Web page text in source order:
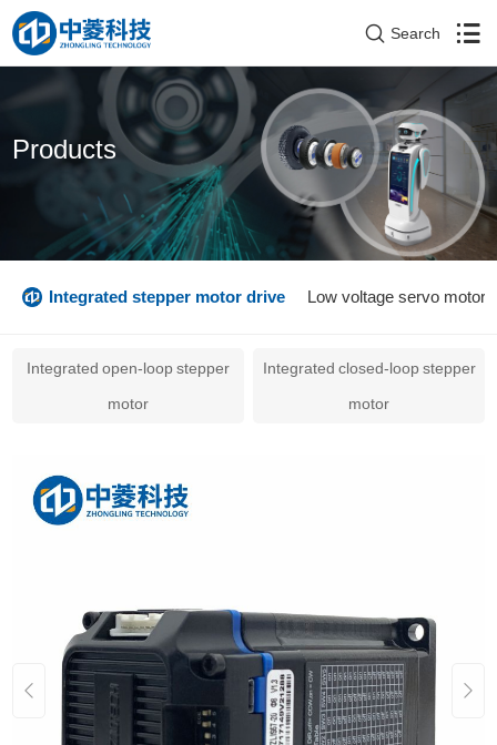
Search
Products
Integrated stepper motor drive Low voltage servo motor
Integrated open-loop stepper
motor
Integrated closed-loop stepper
motor